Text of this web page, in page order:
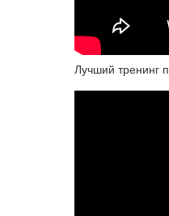
Лучший тренинг